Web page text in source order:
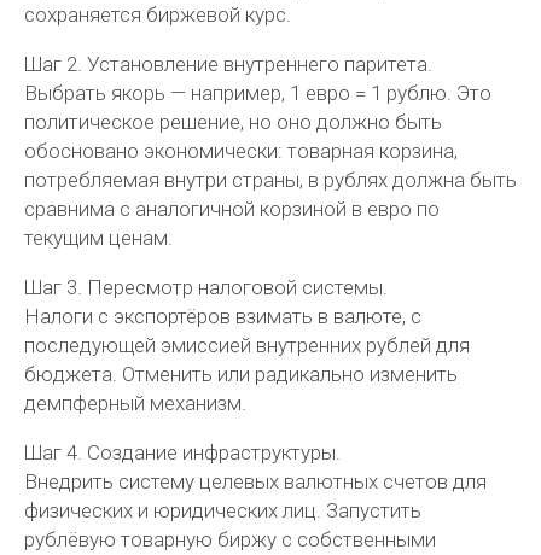
сохраняется биржевой курс.
Шаг 2. Установление внутреннего паритета.
Выбрать якорь — например, 1 евро = 1 рублю. Это
политическое решение, но оно должно быть
обосновано экономически: товарная корзина,
потребляемая внутри страны, в рублях должна быть
сравнима с аналогичной корзиной в евро по
текущим ценам.
Шаг 3. Пересмотр налоговой системы.
Налоги с экспортёров взимать в валюте, с
последующей эмиссией внутренних рублей для
бюджета. Отменить или радикально изменить
демпферный механизм.
Шаг 4. Создание инфраструктуры.
Внедрить систему целевых валютных счетов для
физических и юридических лиц. Запустить
рублёвую товарную биржу с собственными